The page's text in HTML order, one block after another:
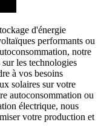
d'énergie
performants ou
notre
les technologies
à vos besoins
solaires sur votre
autoconsommation ou
électrique, nous
votre production et